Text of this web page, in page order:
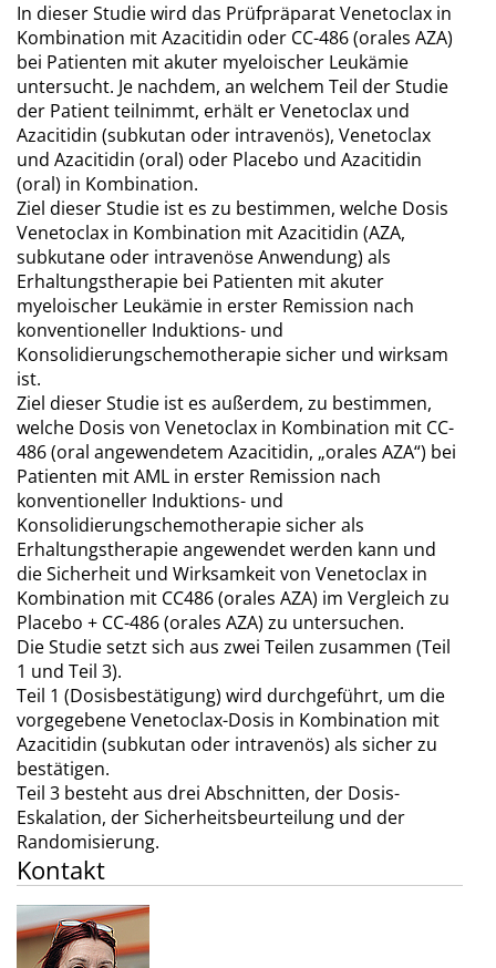
In dieser Studie wird das Prüfpräparat Venetoclax in
Kombination mit Azacitidin oder CC-486 (orales AZA)
bei Patienten mit akuter myeloischer Leukämie
untersucht. Je nachdem, an welchem Teil der Studie
der Patient teilnimmt, erhält er Venetoclax und
Azacitidin (subkutan oder intravenös), Venetoclax
und Azacitidin (oral) oder Placebo und Azacitidin
(oral) in Kombination.
Ziel dieser Studie ist es zu bestimmen, welche Dosis
Venetoclax in Kombination mit Azacitidin (AZA,
subkutane oder intravenöse Anwendung) als
Erhaltungstherapie bei Patienten mit akuter
myeloischer Leukämie in erster Remission nach
konventioneller Induktions- und
Konsolidierungschemotherapie sicher und wirksam
ist.
Ziel dieser Studie ist es außerdem, zu bestimmen,
welche Dosis von Venetoclax in Kombination mit CC-
486 (oral angewendetem Azacitidin, „orales AZA“) bei
Patienten mit AML in erster Remission nach
konventioneller Induktions- und
Konsolidierungschemotherapie sicher als
Erhaltungstherapie angewendet werden kann und
die Sicherheit und Wirksamkeit von Venetoclax in
Kombination mit CC486 (orales AZA) im Vergleich zu
Placebo + CC-486 (orales AZA) zu untersuchen.
Die Studie setzt sich aus zwei Teilen zusammen (Teil
1 und Teil 3).
Teil 1 (Dosisbestätigung) wird durchgeführt, um die
vorgegebene Venetoclax-Dosis in Kombination mit
Azacitidin (subkutan oder intravenös) als sicher zu
bestätigen.
Teil 3 besteht aus drei Abschnitten, der Dosis-
Eskalation, der Sicherheitsbeurteilung und der
Randomisierung.
Kontakt